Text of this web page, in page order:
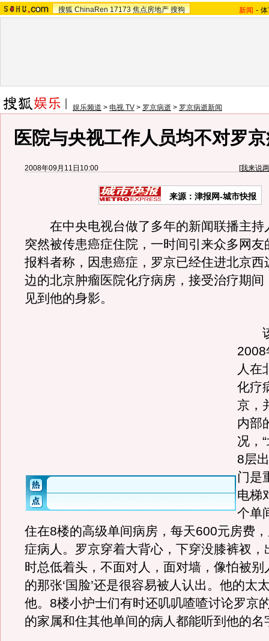
搜狐 ChinaRen 17173 焦点房地产 搜狗 新闻 -
娱乐频道 > 电视 TV > 罗京病逝 > 罗京病逝新闻
医院与央视工作人员均不对罗
2008年09月11日10:00 [我来说
来源： 津报网-城市快报
在中央电视台做了多年的新闻联播主持
突然被传患癌症住院，一时间引来众多网友
报料者称，因患癌症，罗京已经住进北京西
边的北京肿瘤医院化疗病房，接受治疗期间
见到他的身影。
该
2008
人在
化疗
京，
内部
况，
8层
门是
电梯
个单
住在8楼的高级单间病房，每天600元房费
症病人。罗京穿着大背心，下穿没膝裤衩，
时总低着头，不面对人，面对墙，像怕被别
的那张‘国脸’还是很容易被人认出。他的太
他。8楼小护士们有时还叽叽喳喳讨论罗京
的家属和住其他单间的病人都能听到他的名